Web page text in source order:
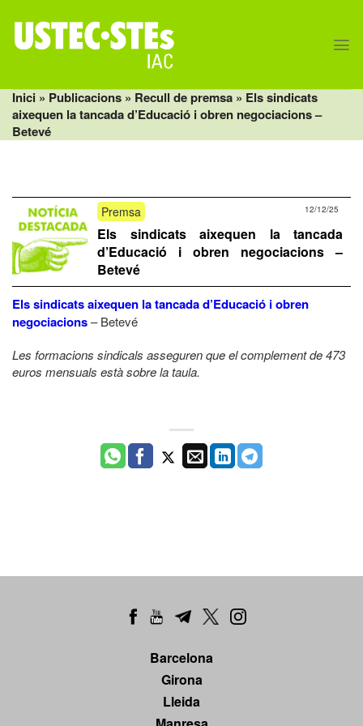
content
Inici » Publicacions » Recull de premsa » Els sindicats
aixequen la tancada d’Educació i obren negociacions –
Betevé
Premsa 12/12/25
Els sindicats aixequen la tancada
d’Educació i obren negociacions –
Betevé
Els sindicats aixequen la tancada d’Educació i obren
negociacions– Betevé
Les formacions sindicals asseguren que el complement de 473
euros mensuals està sobre la taula.
Barcelona
Girona
Lleida